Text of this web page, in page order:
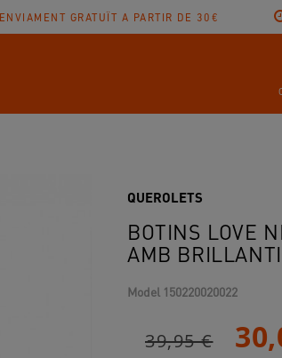
ENVIAMENT GRATUÏT A PARTIR DE 30€
BOTINS LOVE
AMB
QUEROLETS
Model 150220020022
39,95 €